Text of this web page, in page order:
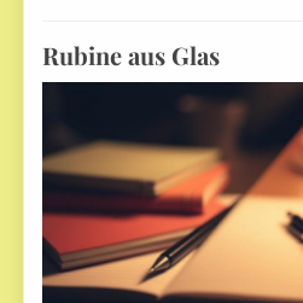
Rubine aus Glas